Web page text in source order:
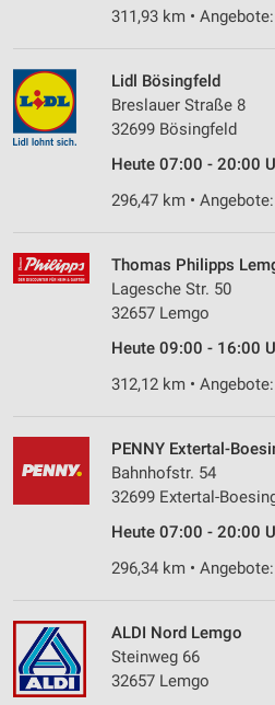
311,93 km •
Lidl Bösingfeld
Breslauer Straße 8
32699 Bösingfeld
Heute 07:00 - 20:00
296,47 km •
Thomas Philipps
Lagesche Str. 50
32657 Lemgo
Heute 09:00 - 16:00
312,12 km •
PENNY Extertal-
Bahnhofstr. 54
32699 Extertal-
Heute 07:00 - 20:00
296,34 km •
ALDI Nord Lemgo
Steinweg 66
32657 Lemgo